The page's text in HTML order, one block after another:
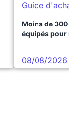
Guide d'achat
Moins de 300 €
équipés pour
08/08/2026